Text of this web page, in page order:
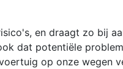
en draagt zo bij
dat potentiële
op onze wegen